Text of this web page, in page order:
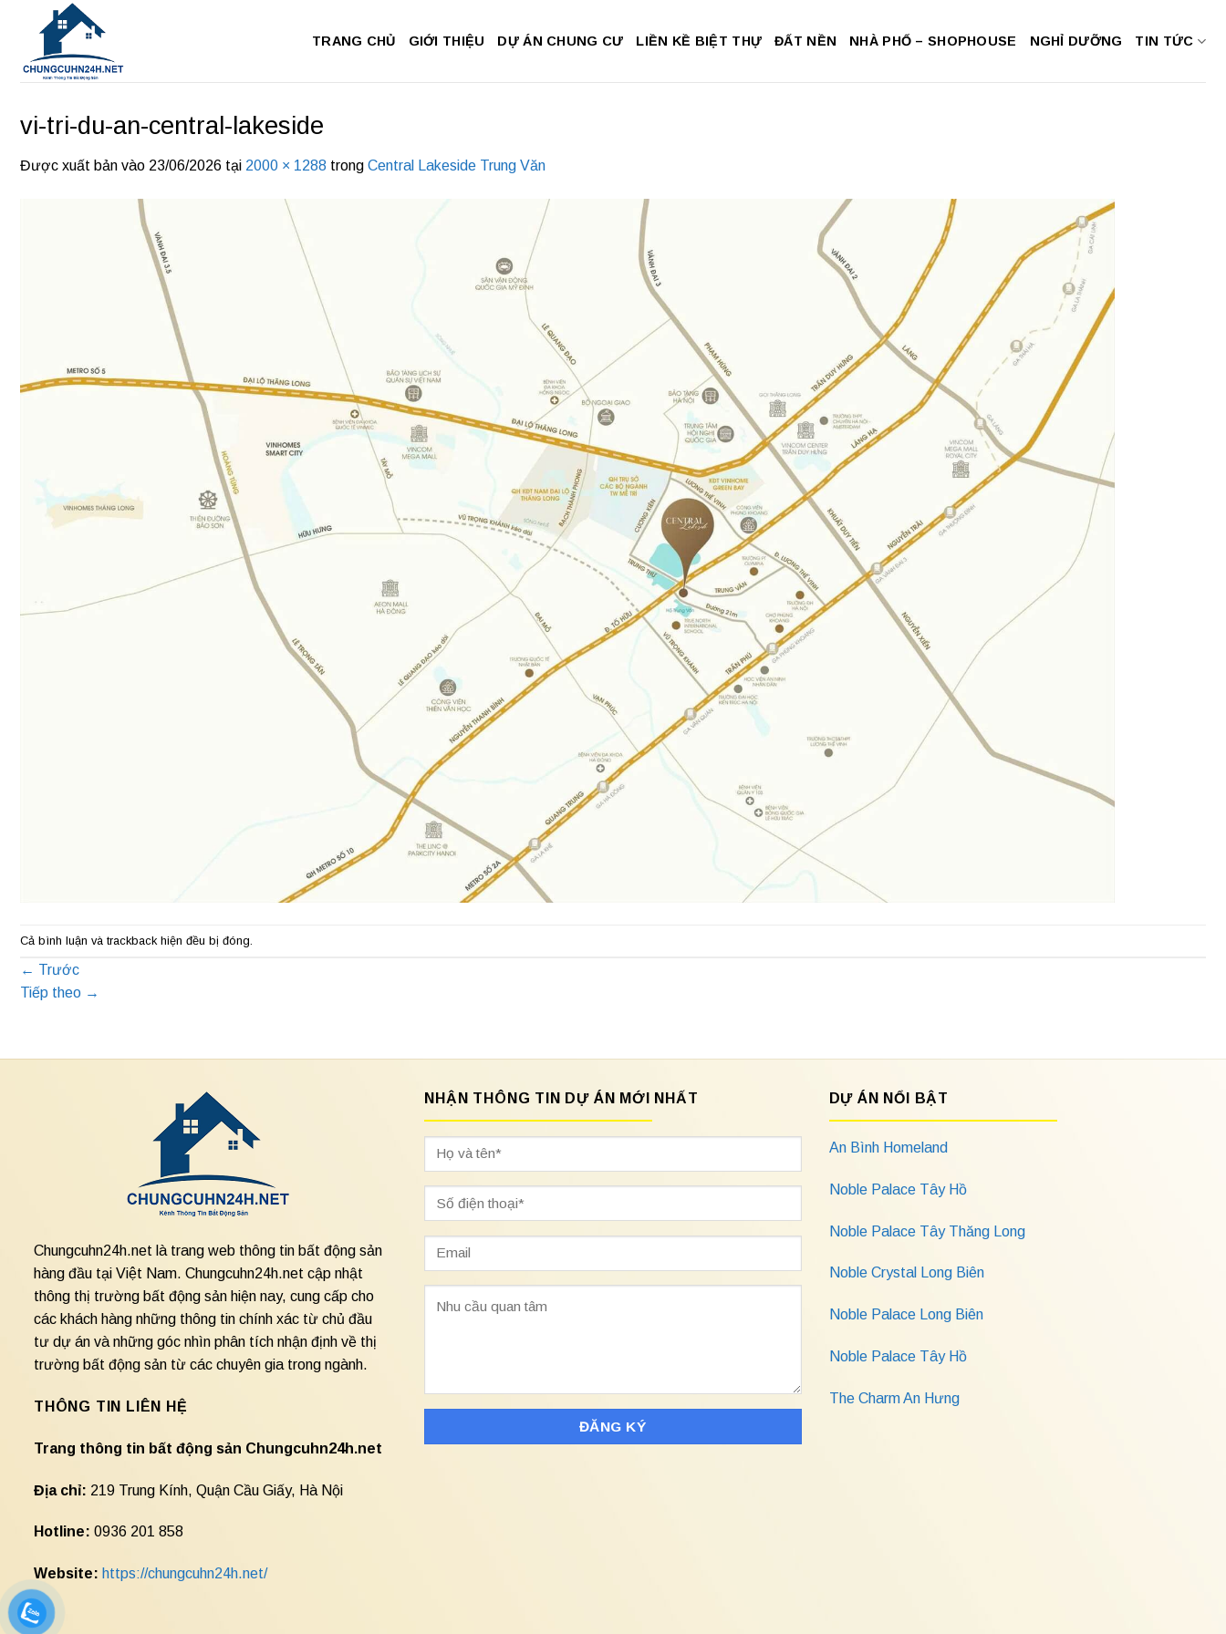
dung
TRANG CHỦ GIỚI THIỆU DỰ ÁN CHUNG CƯ LIỀN KỀ BIỆT THỰ ĐẤT NỀN NHÀ PHỐ – SHOPHOUSE NGHỈ DƯỠNG TIN TỨC
vi-tri-du-an-central-lakeside
Được xuất bản vào 23/06/2026 tại 2000 × 1288 trong Central Lakeside Trung Văn
Cả bình luận và trackback hiện đều bị đóng.
←
Trước
Tiếp theo →
Chungcuhn24h.net là trang web thông tin bất động sản
hàng đầu tại Việt Nam. Chungcuhn24h.net cập nhật
thông thị trường bất động sản hiện nay, cung cấp cho
các khách hàng những thông tin chính xác từ chủ đầu
tư dự án và những góc nhìn phân tích nhận định về thị
trường bất động sản từ các chuyên gia trong ngành.
THÔNG TIN LIÊN HỆ
Trang thông tin bất động sản Chungcuhn24h.net
Địa chỉ: 219 Trung Kính, Quận Cầu Giấy, Hà Nội
Hotline: 0936 201 858
Website: https://chungcuhn24h.net/
NHẬN THÔNG TIN DỰ ÁN MỚI NHẤT DỰ ÁN NỔI BẬT
An Bình Homeland
Noble Palace Tây Hồ
Noble Palace Tây Thăng Long
Noble Crystal Long Biên
Noble Palace Long Biên
Noble Palace Tây Hồ
The Charm An Hưng